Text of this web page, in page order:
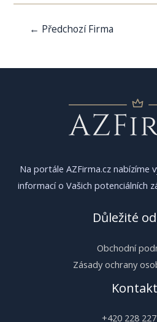
Navigace
← Předchozí Firma
Na portále AZFirma.cz nabízíme
informací o Vašich potenciálních
Důležité
Obchodní
Zásady ochrany
+420 228